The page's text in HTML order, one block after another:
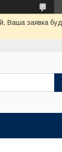
Ваша заявка